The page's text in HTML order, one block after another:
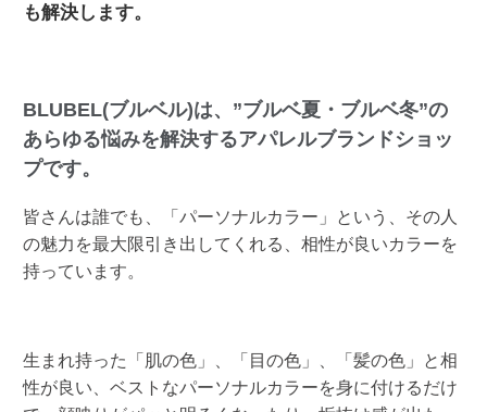
も解決します。
BLUBEL(ブルベル)は、”ブルベ夏・ブルベ冬”の
あらゆる悩みを解決するアパレルブランドショッ
プです。
皆さんは誰でも、「パーソナルカラー」という、その人
の魅力を最大限引き出してくれる、相性が良いカラーを
持っています。
生まれ持った「肌の色」、「目の色」、「髪の色」と相
性が良い、ベストなパーソナルカラーを身に付けるだけ